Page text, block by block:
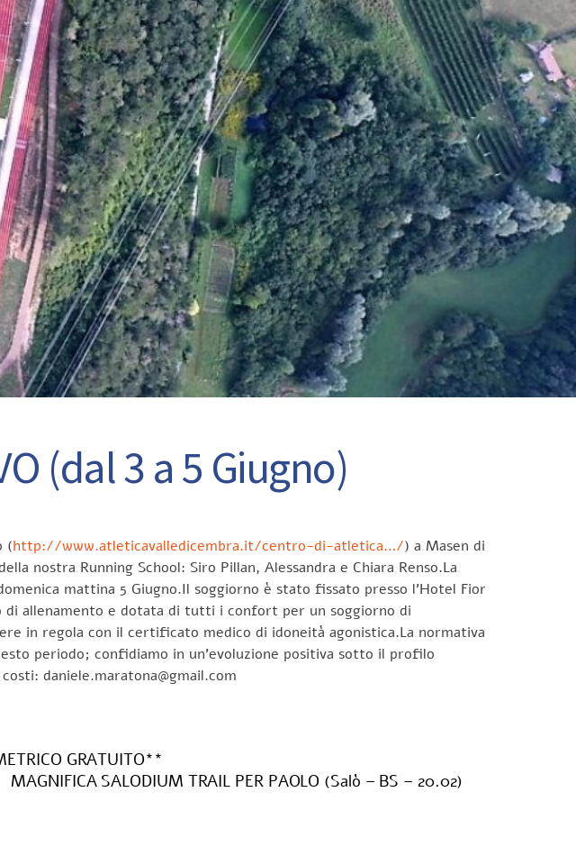
(dal 3 a 5 Giugno)
(http://www.atleticavalledicembra.it/centro-di-atletica…/) a Masen di
nostra Running School: Siro Pillan, Alessandra e Chiara Renso.La
mattina 5 Giugno.Il soggiorno è stato fissato presso l’Hotel Fior
allenamento e dotata di tutti i confort per un soggiorno di
in regola con il certificato medico di idoneità agonistica.La normativa
periodo; confidiamo in un’evoluzione positiva sotto il profilo
daniele.maratona@gmail.com
GRATUITO**
MAGNIFICA SALODIUM TRAIL PER PAOLO (Salò – BS – 20.02)